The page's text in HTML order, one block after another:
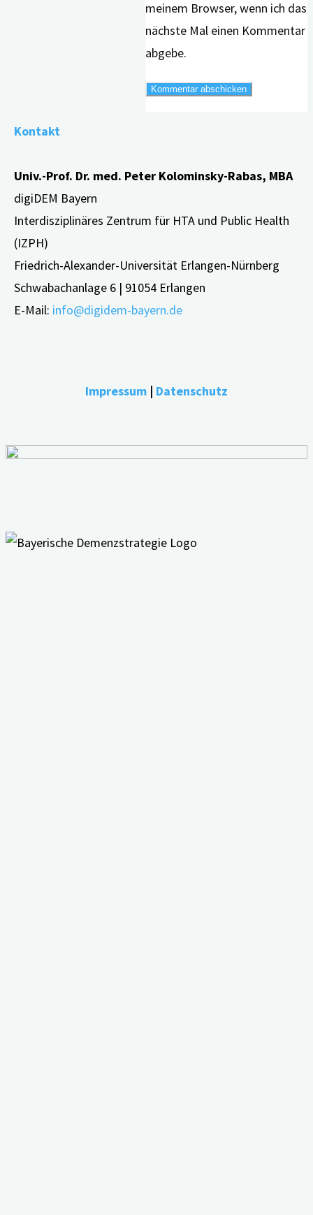
meinem Browser, wenn ich das
nächste Mal einen Kommentar
abgebe.
Kontakt
Univ.-Prof. Dr. med. Peter Kolominsky-Rabas, MBA
digiDEM Bayern
Interdisziplinäres Zentrum für HTA und Public Health
(IZPH)
Friedrich-Alexander-Universität Erlangen-Nürnberg
Schwabachanlage 6 | 91054 Erlangen
E-Mail: info@digidem-bayern.de
Impressum | Datenschutz